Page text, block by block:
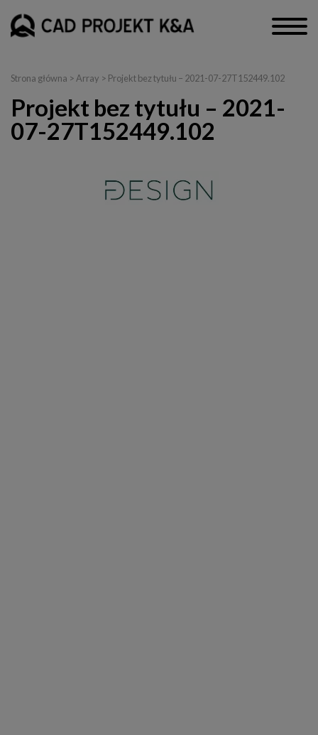
Strona główna > Array > Projekt bez tytułu – 2021-07-27T152449.102
Projekt bez tytułu – 2021-
07-27T152449.102